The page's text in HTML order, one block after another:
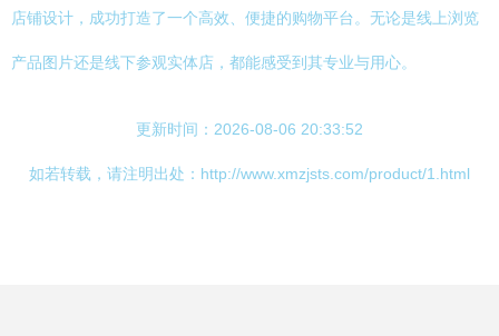
店铺设计，成功打造了一个高效、便捷的购物平台。无论是线上浏览
产品图片还是线下参观实体店，都能感受到其专业与用心。
更新时间：2026-08-06 20:33:52
如若转载，请注明出处：http://www.xmzjsts.com/product/1.html